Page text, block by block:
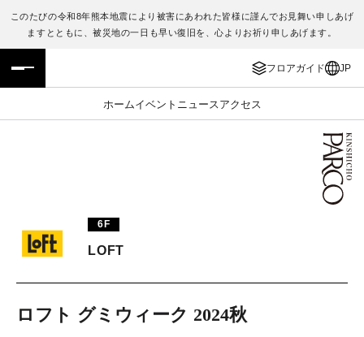
このたびの令和8年熊本地震により被害にあわれた皆様に謹んでお見舞い申しあげ
ますとともに、被災地の一日も早い復旧を、心よりお祈り申しあげます。
フロアガイド JP
ホームイベント ニュース アクセス
フロアガイド
施設案内・アクセス
TAX FREE
ENGLISH
繁体字
日本語
6F
LOFT
ロフト グミウィーク 2024秋